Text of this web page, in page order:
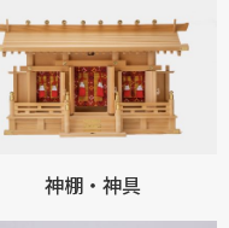
神棚・神具